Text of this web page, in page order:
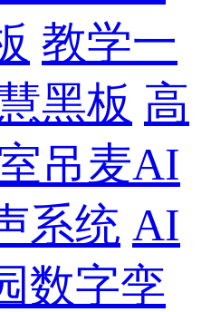
教学一
黑板 高
吊麦AI
系统 AI
数字孪